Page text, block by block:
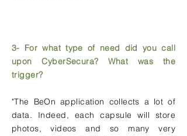
3- For what type of need did you call
upon CyberSecura? What was the
trigger?
"The BeOn application collects a lot of
data. Indeed, each capsule will store
photos, videos and so many very